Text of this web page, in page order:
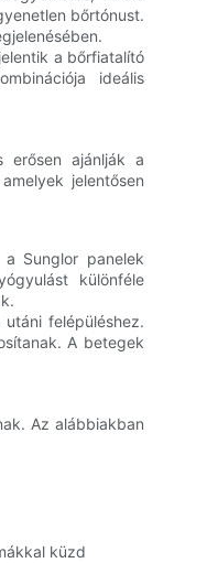
bőrtónust.
a bőrfiatalító
ideális
erősen ajánlják a
jelentősen
Sunglor panelek
különféle
felépüléshez.
A betegek
Az alábbiakban
küzd